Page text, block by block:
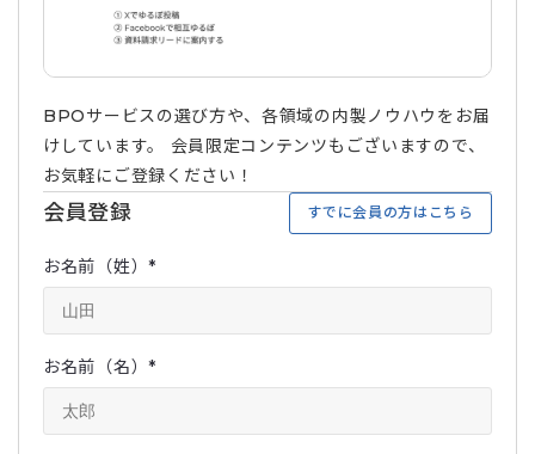
BPOサービスの選び方や、各領域の内製ノウハウをお届
けしています。 会員限定コンテンツもございますので、
お気軽にご登録ください！
会員登録 すでに会員の方はこちら
お名前（姓）*
お名前（名）*